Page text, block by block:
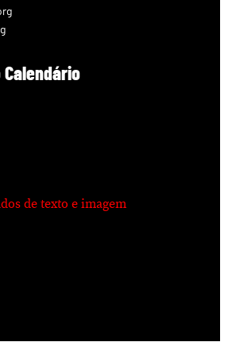
de texto e imagem